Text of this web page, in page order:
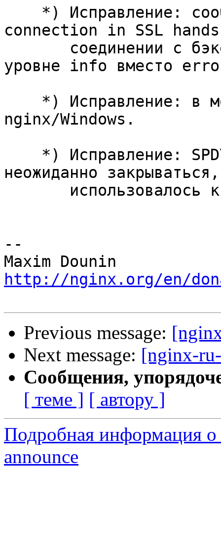
connection in SSL
уровне info вместо
nginx/Windows.
неожиданно
--
http://nginx.org/en/
Previous message:
Next message: [nginx-
Сообщения,
[ теме ] [ автору ]
Подробная информация
announce